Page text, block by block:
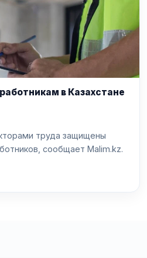
в Казахстане
труда защищены
сообщает Malim.kz.